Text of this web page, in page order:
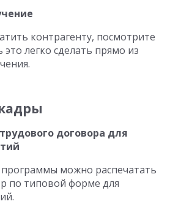
контрагенту, посмотрите
это легко сделать прямо из
договора для
можно распечатать
по типовой форме для